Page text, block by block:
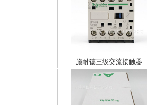
施耐德三级交流接触器
LP1K0910BD39A24VDC